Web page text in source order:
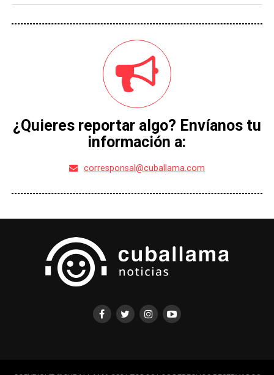
¿Quieres reportar algo? Envíanos tu
información a:
corresponsal@cuballama.com